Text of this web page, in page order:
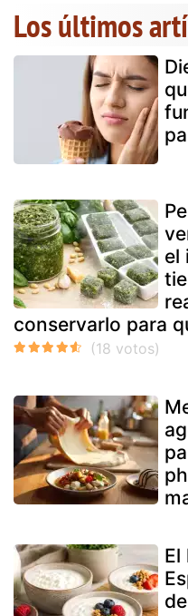
Los últimos
el
conservarlo para
El